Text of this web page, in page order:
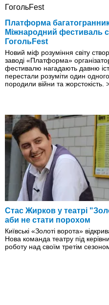
Платформа
Міжнародний фестиваль
ГогольFest
Новий міф розуміння світу
заводі «Платформа»
фестивалю нагадають давню
перестали розуміти один
породили війни та жорстокість.
Стас Жирков у театрі
аби не стати порохом
Київські «Золоті ворота»
Нова команда театру під
роботу над своїм третім